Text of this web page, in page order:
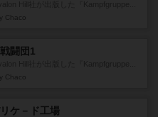
Chaco
闘団1
Chaco
ケ－ド工場